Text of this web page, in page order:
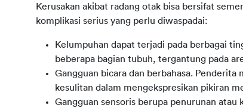
Kerusakan akibat radang otak bisa bersifat
komplikasi serius yang perlu diwaspadai:
Kelumpuhan dapat terjadi pada berbagai
beberapa bagian tubuh, tergantung pada
Gangguan bicara dan berbahasa.
kesulitan dalam mengekspresikan pikiran
Gangguan sensoris berupa penurunan